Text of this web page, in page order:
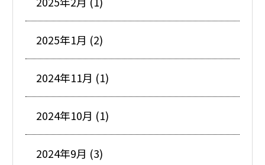
2025年1月 (2)
2024年11月 (1)
2024年10月 (1)
2024年9月 (3)